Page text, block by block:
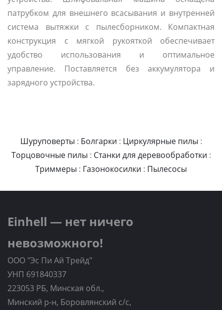
патрубком для внешнего всасывания и внутренней
система вытяжки с пылесборником. Компактная
конструкция с мягкой рукояткой обеспечивает
удобство использования и оптимальное
управление. Поставляется без аккумулятора и
зарядного устройства.
Шуруповерты : Болгарки : Циркулярные пилы :
Торцовочные пилы : Станки для деревообработки :
Триммеры : Газонокосилки : Пылесосы
Einhell — нет ничего
невозможного!
ООО "Эс Пи Ай Трейд"
УНП 691840337
223053 РБ, Минская обл.,
Минский р-н, Боровлянский с/с,